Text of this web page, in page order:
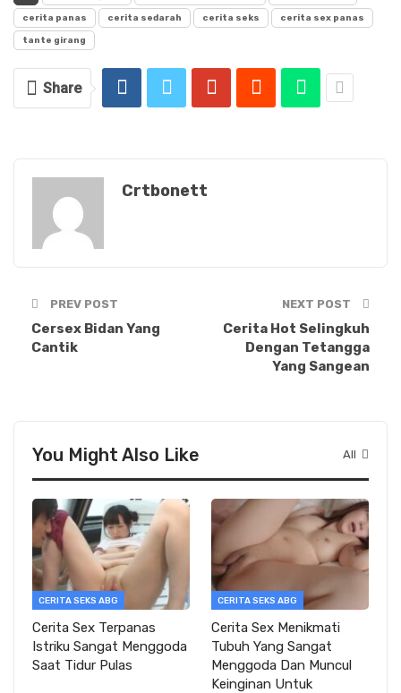
cerita panas cerita sedarah cerita seks cerita sex panas
tante girang
Share
Crtbonett
PREV POST
Cersex Bidan Yang
Cantik
NEXT POST
Cerita Hot Selingkuh
Dengan Tetangga
Yang Sangean
All
You Might Also Like
CERITA SEKS ABG
Cerita Sex Terpanas
Istriku Sangat Menggoda
Saat Tidur Pulas
CERITA SEKS ABG
Cerita Sex Menikmati
Tubuh Yang Sangat
Menggoda Dan Muncul
Keinginan Untuk